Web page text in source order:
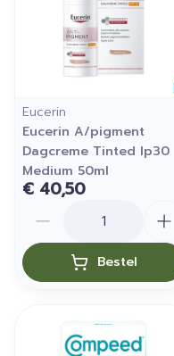
Eucerin
Eucerin A/pigment
Dagcreme Tinted Ip30
Medium 50ml
€ 40,50
Bestel